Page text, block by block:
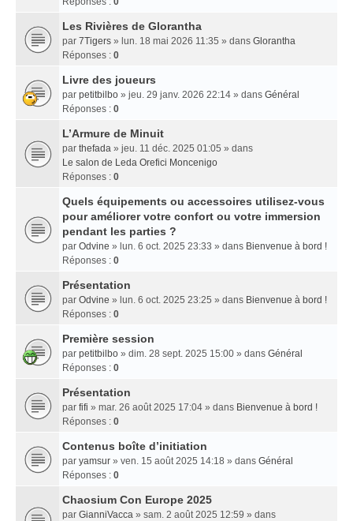
Les Rivières de Glorantha
par 7Tigers » lun. 18 mai 2026 11:35 » dans Glorantha
Réponses : 0
Livre des joueurs
par petitbilbo » jeu. 29 janv. 2026 22:14 » dans Général
Réponses : 0
L’Armure de Minuit
par thefada » jeu. 11 déc. 2025 01:05 » dans
Le salon de Leda Orefici Moncenigo
Réponses : 0
Quels équipements ou accessoires utilisez-vous
pour améliorer votre confort ou votre immersion
pendant les parties ?
par Odvine » lun. 6 oct. 2025 23:33 » dans Bienvenue à bord !
Réponses : 0
Présentation
par Odvine » lun. 6 oct. 2025 23:25 » dans Bienvenue à bord !
Réponses : 0
Première session
par petitbilbo » dim. 28 sept. 2025 15:00 » dans Général
Réponses : 0
Présentation
par fifi » mar. 26 août 2025 17:04 » dans Bienvenue à bord !
Réponses : 0
Contenus boîte d’initiation
par yamsur » ven. 15 août 2025 14:18 » dans Général
Réponses : 0
Chaosium Con Europe 2025
par GianniVacca » sam. 2 août 2025 12:59 » dans